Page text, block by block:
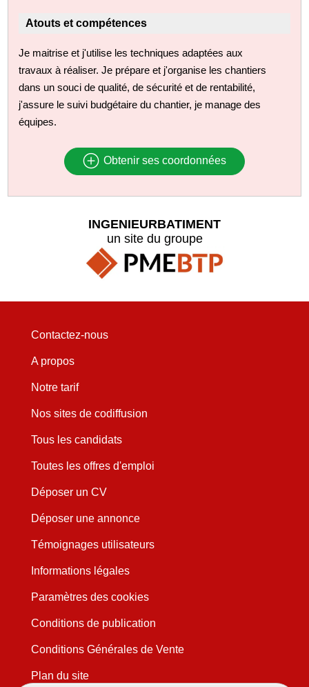
Atouts et compétences
Je maitrise et j'utilise les techniques adaptées aux
travaux à réaliser. Je prépare et j'organise les chantiers
dans un souci de qualité, de sécurité et de rentabilité,
j'assure le suivi budgétaire du chantier, je manage des
équipes.
Obtenir ses coordonnées
INGENIEURBATIMENT
un site du groupe
Contactez-nous
A propos
Notre tarif
Nos sites de codiffusion
Tous les candidats
Toutes les offres d'emploi
Déposer un CV
Déposer une annonce
Témoignages utilisateurs
Informations légales
Paramètres des cookies
Conditions de publication
Conditions Générales de Vente
Plan du site